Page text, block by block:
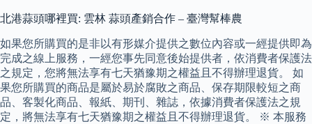
北港蒜頭哪裡買: 雲林 蒜頭產銷合作 – 臺灣幫棒農
如果您所購買的是非以有形媒介提供之數位內容或一經提供即為
完成之線上服務，一經您事先同意後始提供者，依消費者保護法
之規定，您將無法享有七天猶豫期之權益且不得辦理退貨。 如
果您所購買的商品是屬於易於腐敗之商品、保存期限較短之商
品、客製化商品、報紙、期刊、雜誌，依據消費者保護法之規
定，將無法享有七天猶豫期之權益且不得辦理退貨。 ※ 本服務